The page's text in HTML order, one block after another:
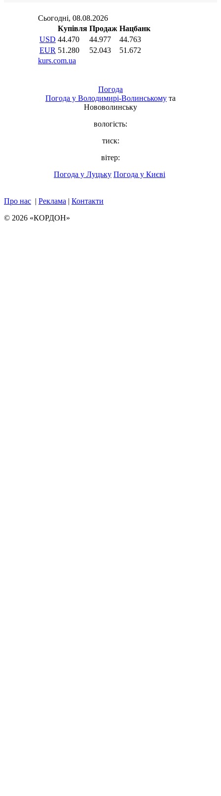
Погода
Погода у Володимирі-Волинському та
Нововолинську
вологість:
тиск:
вітер:
Погода у Луцьку Погода у Києві
Про нас | Реклама | Контакти
© 2026 «КОРДОН»